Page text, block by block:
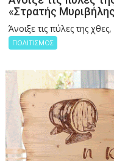
«Στρατής
Άνοιξε τις πύλες της
ΠΟΛΙΤΙΣΜΟΣ